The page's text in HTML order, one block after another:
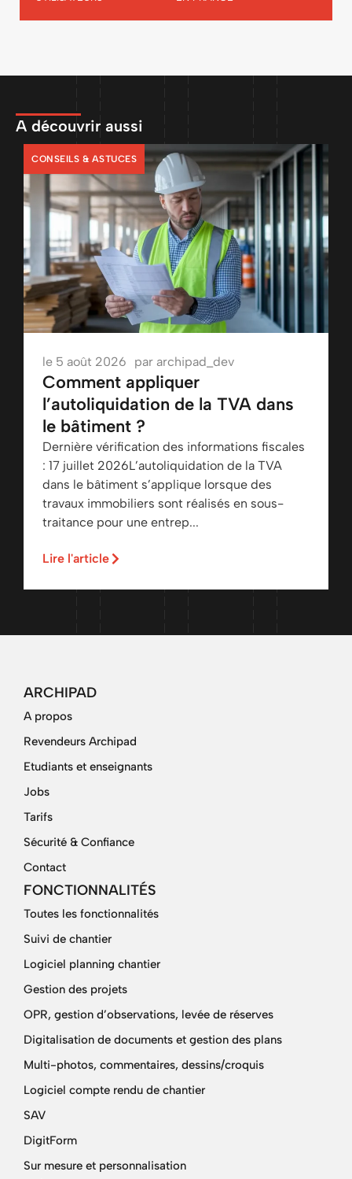
A découvrir aussi
CONSEILS & ASTUCES
le 5 août 2026 par archipad_dev
Comment appliquer
l’autoliquidation de la TVA dans
le bâtiment ?
Dernière vérification des informations fiscales
: 17 juillet 2026L’autoliquidation de la TVA
dans le bâtiment s’applique lorsque des
travaux immobiliers sont réalisés en sous-
traitance pour une entrep...
Lire l'article
ARCHIPAD
A propos
Revendeurs Archipad
Etudiants et enseignants
Jobs
Tarifs
Sécurité & Confiance
Contact
FONCTIONNALITÉS
Toutes les fonctionnalités
Suivi de chantier
Logiciel planning chantier
Gestion des projets
OPR, gestion d’observations, levée de réserves
Digitalisation de documents et gestion des plans
Multi-photos, commentaires, dessins/croquis
Logiciel compte rendu de chantier
SAV
DigitForm
Sur mesure et personnalisation